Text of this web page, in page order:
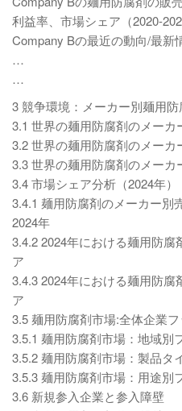
利益率、市場シェア（2020-
Company Bの最近の動向/最新
…
…
3 競争環境：メーカー別麺用
3.1 世界の麺用防腐剤のメーカ
3.2 世界の麺用防腐剤のメーカ
3.3 世界の麺用防腐剤のメーカ
3.4 市場シェア分析（2024年）
3.4.1 麺用防腐剤のメーカー別
2024年
3.4.2 2024年における麺用防腐
ア
3.4.3 2024年における麺用防腐
ア
3.5 麺用防腐剤市場:全体企業
3.5.1 麺用防腐剤市場：地域別
3.5.2 麺用防腐剤市場：製品タ
3.5.3 麺用防腐剤市場：用途別
3.6 新規参入企業と参入障壁